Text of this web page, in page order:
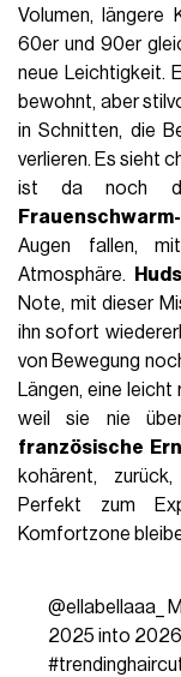
Volumen,
60er und 90er
neue Leichtigkeit.
bewohnt, aber
in Schnitten, die
verlieren. Es sieht
ist da noch
Augen fallen,
Atmosphäre.
Note, mit dieser
ihn sofort
von Bewegung
Längen, eine
weil sie nie
französische
kohärent,
Perfekt zum
Komfortzone
@ellabellaaa_
2025 into 2026